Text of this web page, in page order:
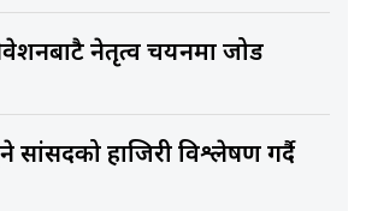
नेतृत्व चयनमा जोड
सांसदको हाजिरी विश्लेषण गर्दै